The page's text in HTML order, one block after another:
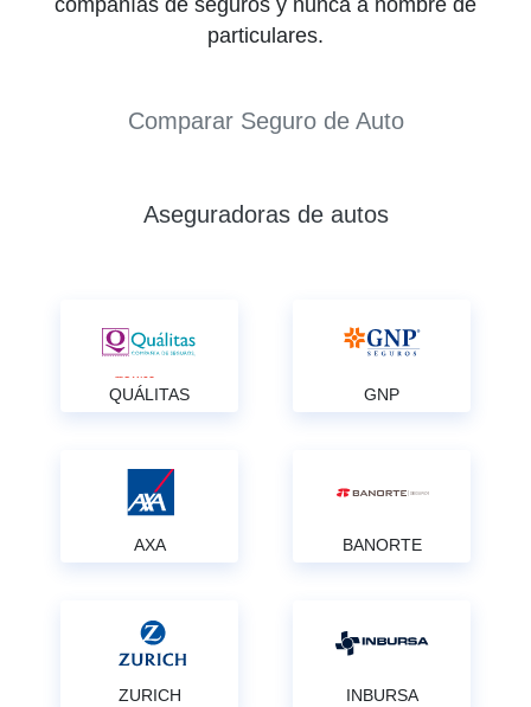
compañías de seguros y nunca a nombre de
particulares.
Comparar Seguro de Auto
Aseguradoras de autos
QUÁLITAS GNP
AXA BANORTE
ZURICH INBURSA